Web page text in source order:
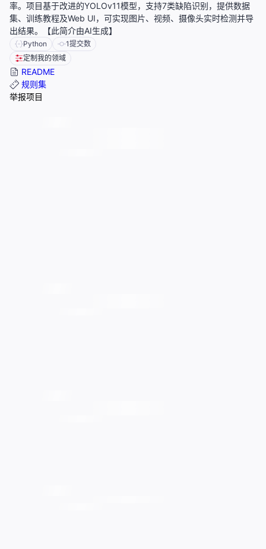
率。项目基于改进的YOLOv11模型，支持7类缺陷识别，提供数据
集、训练教程及Web UI，可实现图片、视频、摄像头实时检测并导
出结果。【此简介由AI生成】
Python 1提交数
定制我的领域
README
规则集
举报项目